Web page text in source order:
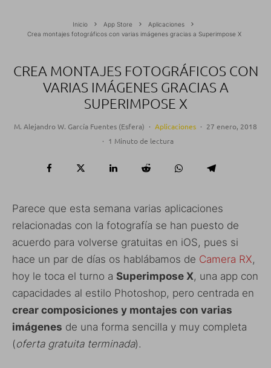
Inicio App Store
Aplicaciones
Crea montajes fotográficos con varias imágenes gracias a Superimpose X
CREA MONTAJES FOTOGRÁFICOS CON
VARIAS IMÁGENES GRACIAS A
SUPERIMPOSE X
M. Alejandro W. García Fuentes (Esfera) · Aplicaciones · 27 enero, 2018
· 1 Minuto de lectura
Parece que esta semana varias aplicaciones
relacionadas con la fotografía se han puesto de
acuerdo para volverse gratuitas en iOS, pues si
hace un par de días os hablábamos de Camera RX,
hoy le toca el turno a Superimpose X, una app con
capacidades al estilo Photoshop, pero centrada en
crear composiciones y montajes con varias
imágenes de una forma sencilla y muy completa
(oferta gratuita terminada).